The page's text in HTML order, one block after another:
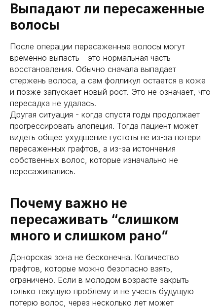
Выпадают ли пересаженные
волосы
После операции пересаженные волосы могут
временно выпасть - это нормальная часть
восстановления. Обычно сначала выпадает
стержень волоса, а сам фолликул остается в коже
и позже запускает новый рост. Это не означает, что
пересадка не удалась.
Другая ситуация - когда спустя годы продолжает
прогрессировать алопеция. Тогда пациент может
видеть общее ухудшение густоты не из-за потери
пересаженных графтов, а из-за истончения
собственных волос, которые изначально не
пересаживались.
Почему важно не
пересаживать “слишком
много и слишком рано”
Донорская зона не бесконечна. Количество
графтов, которые можно безопасно взять,
ограничено. Если в молодом возрасте закрыть
только текущую проблему и не учесть будущую
потерю волос, через несколько лет может